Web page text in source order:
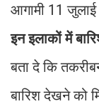
आगामी 11 जुलाई
इन इलाकों में
बता दे कि
बारिश देखने को